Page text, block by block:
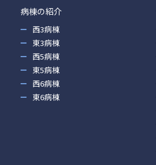
病棟の紹介
西3病棟
東3病棟
西5病棟
東5病棟
西6病棟
東6病棟